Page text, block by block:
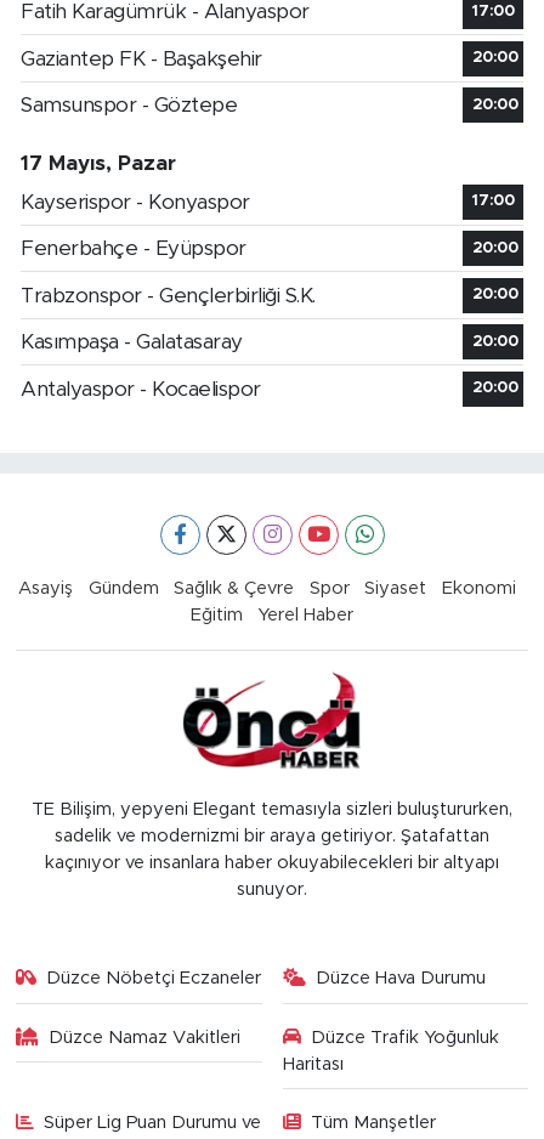
Fatih Karagümrük - Alanyaspor
17:00
Gaziantep FK - Başakşehir 20:00
Samsunspor - Göztepe 20:00
17 Mayıs, Pazar
Kayserispor - Konyaspor
17:00
Fenerbahçe - Eyüpspor 20:00
Trabzonspor - Gençlerbirliği S.K. 20:00
Kasımpaşa - Galatasaray 20:00
Antalyaspor - Kocaelispor 20:00
Asayiş Gündem Sağlık & Çevre Spor Siyaset
Ekonomi
Eğitim
Yerel Haber
TE Bilişim, yepyeni Elegant temasıyla sizleri buluştururken,
sadelik ve modernizmi bir araya getiriyor. Şatafattan
kaçınıyor ve insanlara haber okuyabilecekleri bir altyapı
sunuyor.
Düzce Nöbetçi Eczaneler Düzce Hava Durumu
Düzce Namaz Vakitleri
Düzce Trafik Yoğunluk
Haritası
Süper Lig Puan Durumu ve Tüm Manşetler